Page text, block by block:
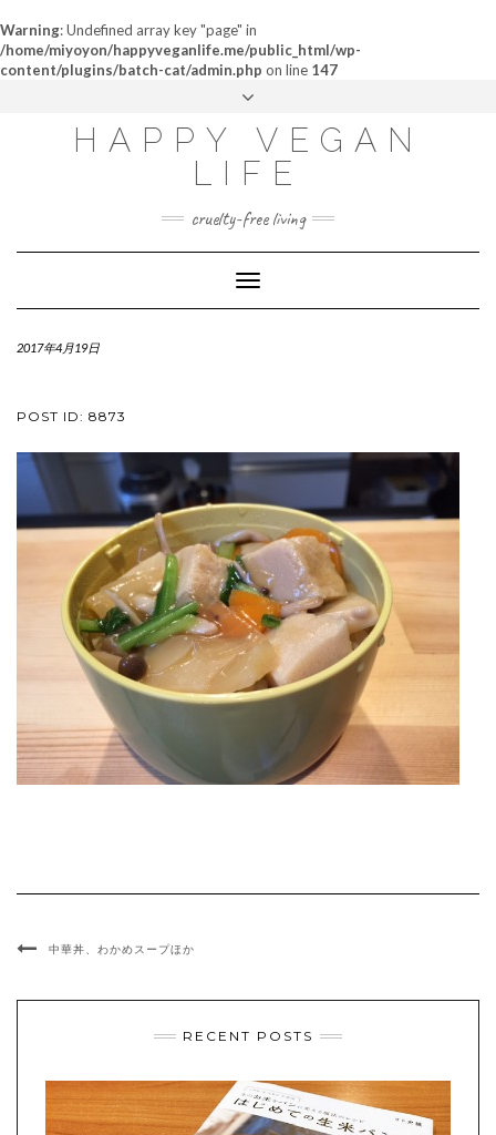
Warning: Undefined array key "page" in
/home/miyoyon/happyveganlife.me/public_html/wp-
content/plugins/batch-cat/admin.php on line 147
ABOUT
MY STORY
CONTACT
HAPPY VEGAN
LIFE
cruelty-free living
Toggle
Navigation
2017年4月19日
POST ID: 8873
中華丼、わかめスープほか
RECENT POSTS